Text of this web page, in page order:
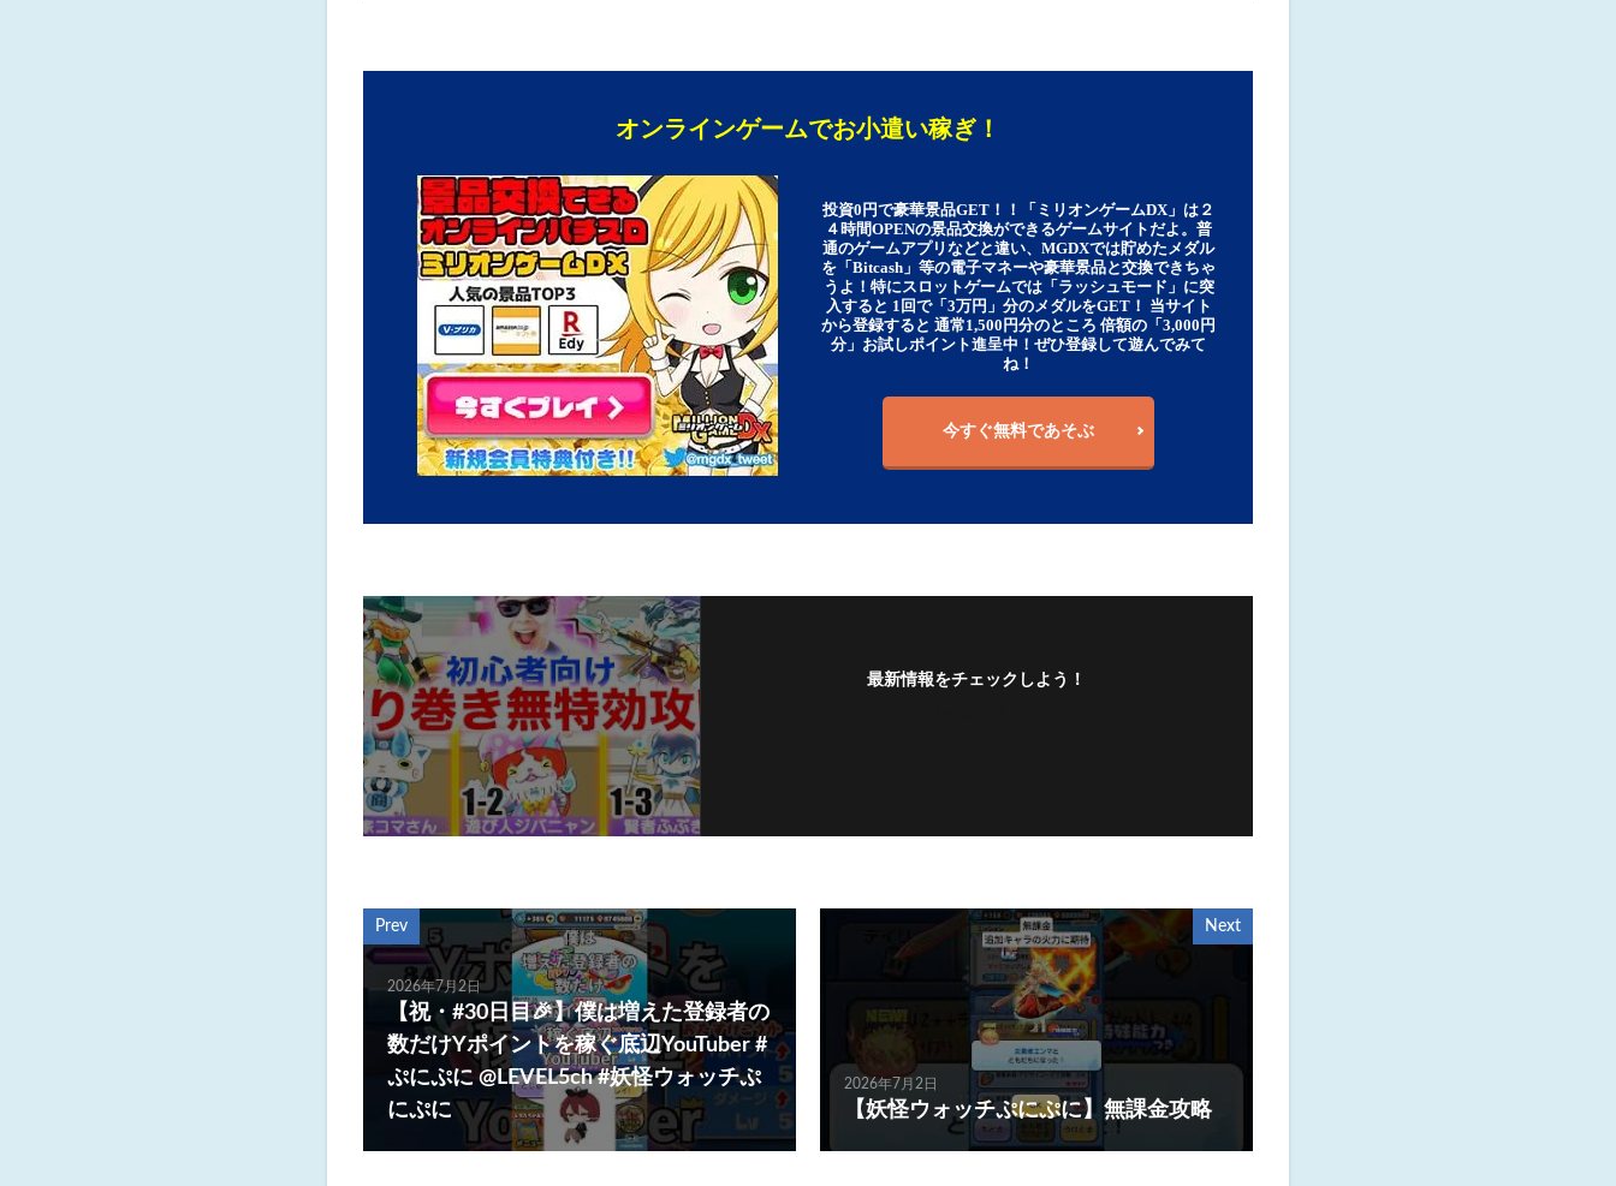
オンラインゲームでお小遣い稼ぎ！
投資0円で豪華景品GET！！「ミリオンゲームDX」は２
４時間OPENの景品交換ができるゲームサイトだよ。普
通のゲームアプリなどと違い、MGDXでは貯めたメダル
を「Bitcash」等の電子マネーや豪華景品と交換できちゃ
うよ！特にスロットゲームでは「ラッシュモード」に突
入すると 1回で「3万円」分のメダルをGET！ 当サイト
から登録すると 通常1,500円分のところ 倍額の「3,000円
分」お試しポイント進呈中！ぜひ登録して遊んでみて
ね！
今すぐ無料であそぶ
最新情報をチェックしよう！
Prev
2026年7月2日
【祝・#30日目🎉】僕は増えた登録者の
数だけYポイントを稼ぐ底辺YouTuber #
ぷにぷに @LEVEL5ch #妖怪ウォッチぷ
にぷに
Next
2026年7月2日
【妖怪ウォッチぷにぷに】無課金攻略